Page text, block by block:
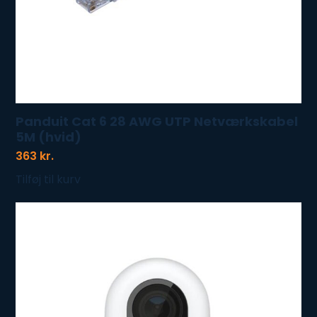
Panduit Cat 6 28 AWG UTP Netværkskabel
5M (hvid)
363 kr.
Tilføj til kurv